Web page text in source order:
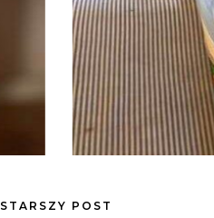
STARSZY POST